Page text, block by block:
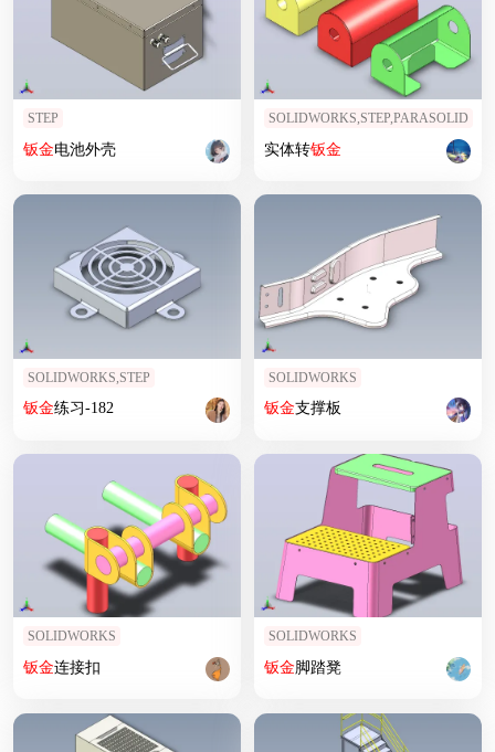
STEP
钣金电池外壳
SOLIDWORKS,STEP,PARASOLID
实体转钣金
SOLIDWORKS,STEP
钣金练习-182
SOLIDWORKS
钣金支撑板
SOLIDWORKS
钣金连接扣
SOLIDWORKS
钣金脚踏凳